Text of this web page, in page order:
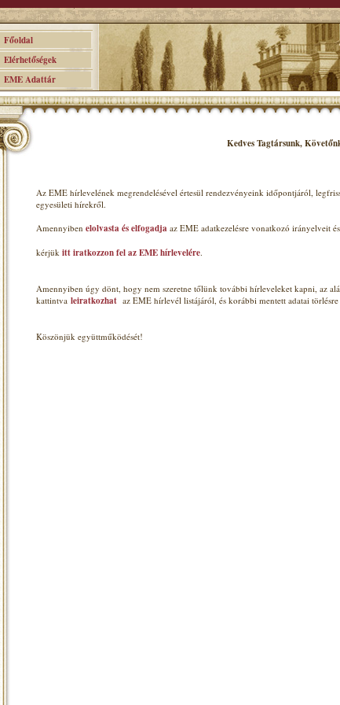
Főoldal
Elérhetőségek
EME Adattár
Kedves Tagtársunk,
Az EME hírlevelének megrendelésével értesül rendezvényeink időpontjáról,
egyesületi hírekről.
Amennyiben elolvasta és elfogadja az EME adatkezelésre vonatkozó irányelveit
kérjük itt iratkozzon fel az EME hírlevelére.
Amennyiben úgy dönt, hogy nem szeretne tőlünk további hírleveleket kapni, az
kattintva leiratkozhat az EME hírlevél listájáról, és korábbi mentett adatai
Köszönjük együttműködését!